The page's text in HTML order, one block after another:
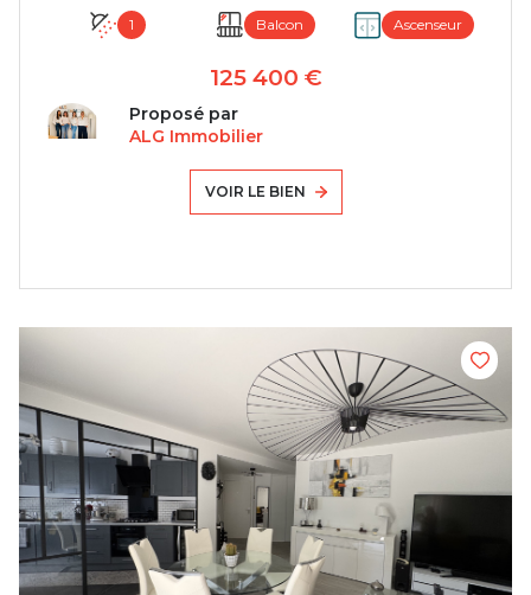
1 Balcon Ascenseur
125 400 €
Proposé par
ALG Immobilier
VOIR LE BIEN